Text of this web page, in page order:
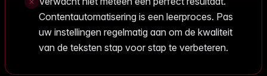
Contentautomatisering is een leerproces. Pas
uw instellingen regelmatig aan om de kwaliteit
van de teksten stap voor stap te verbeteren.